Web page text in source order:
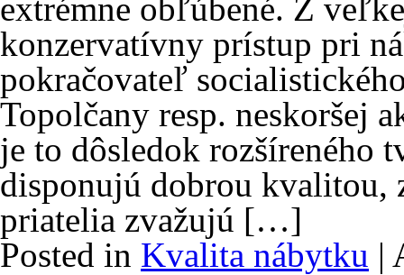
extrémne obľúbené. Z
konzervatívny prístup pri
pokračovateľ
Topolčany resp. neskoršej
je to dôsledok rozšíreného
disponujú dobrou kvalitou,
priatelia zvažujú […]
Posted in Kvalita nábytku |